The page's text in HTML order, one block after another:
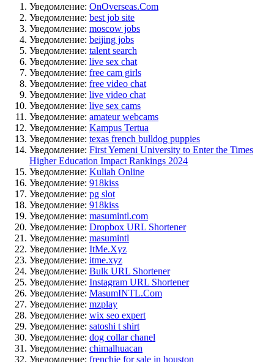
Уведомление: OnOverseas.Com
Уведомление: best job site
Уведомление: moscow jobs
Уведомление: beijing jobs
Уведомление: talent search
Уведомление: live sex chat
Уведомление: free cam girls
Уведомление: free video chat
Уведомление: live video chat
Уведомление: live sex cams
Уведомление: amateur webcams
Уведомление: Kampus Tertua
Уведомление: texas french bulldog puppies
Уведомление: First Yemeni University to Enter the Times
Higher Education Impact Rankings 2024
Уведомление: Kuliah Online
Уведомление: 918kiss
Уведомление: pg slot
Уведомление: 918kiss
Уведомление: masumintl.com
Уведомление: Dropbox URL Shortener
Уведомление: masumintl
Уведомление: ItMe.Xyz
Уведомление: itme.xyz
Уведомление: Bulk URL Shortener
Уведомление: Instagram URL Shortener
Уведомление: MasumINTL.Com
Уведомление: mzplay
Уведомление: wix seo expert
Уведомление: satoshi t shirt
Уведомление: dog collar chanel
Уведомление: chimalhuacan
Уведомление: frenchie for sale in houston